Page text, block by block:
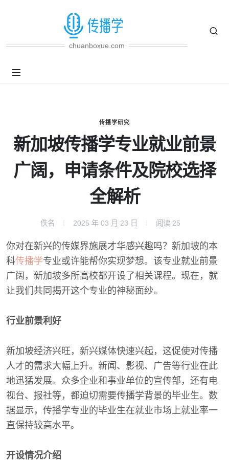
chuanboxue.com
传播学研究
新加坡传播学专业就业前景
广阔，申请条件及院校选择
全解析
佚名 2025 年 03 月 23 日 阅读 25
你对在新兴的传媒界施展才华感兴趣吗？新加坡的本
科传播学专业或许能帮你实现梦想。该专业就业前景
广阔，新加坡多所高校都开设了相关课程。现在，就
让我们共同揭开这个专业的神秘面纱。
行业前景利好
新加坡经济兴旺，新兴媒体快速兴起，这促使对传播
人才的需求大幅上升。新闻、影视、广告等行业在此
地迅猛发展。众多企业和事业单位的宣传部，还有电
视台、报社等，都迫切需要传播学背景的毕业生。数
据显示，传播学专业的毕业生在就业市场上就业率一
直保持较高水平。
开设情况介绍